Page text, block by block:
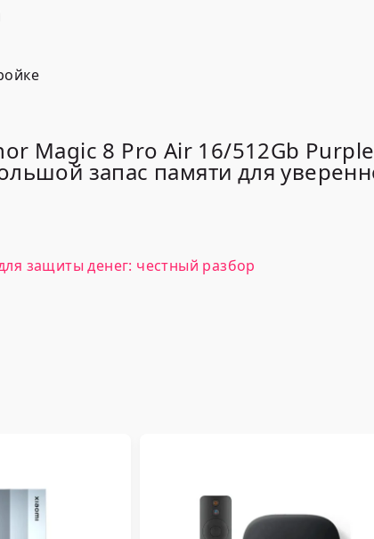
Magic 8 Pro Air 16/512Gb
запас памяти для
защиты денег: честный разбор